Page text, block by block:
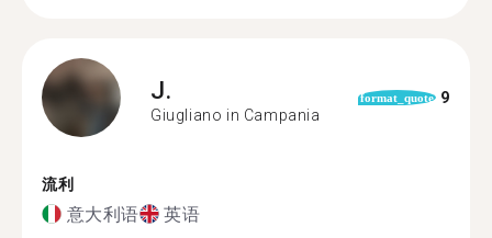
J.
Giugliano in Campania
format_quote 9
流利
意大利语 英语